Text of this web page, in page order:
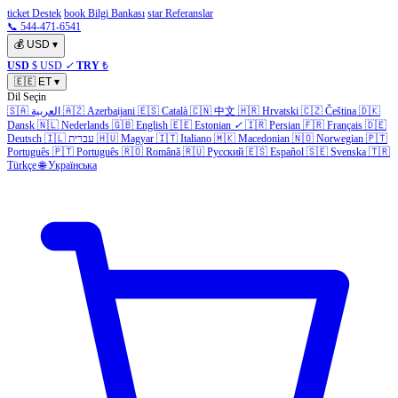
ticket Destek book Bilgi Bankası star Referanslar
📞 544-471-6541
💰 USD ▾
USD $ USD ✓ TRY ₺
🇪🇪 ET ▾
Dil Seçin
🇸🇦 العربية 🇦🇿 Azerbaijani 🇪🇸 Català 🇨🇳 中文 🇭🇷 Hrvatski 🇨🇿 Čeština 🇩🇰
Dansk 🇳🇱 Nederlands 🇬🇧 English 🇪🇪 Estonian ✓ 🇮🇷 Persian 🇫🇷 Français 🇩🇪
Deutsch 🇮🇱 עברית 🇭🇺 Magyar 🇮🇹 Italiano 🇲🇰 Macedonian 🇳🇴 Norwegian 🇵🇹
Português 🇵🇹 Português 🇷🇴 Română 🇷🇺 Русский 🇪🇸 Español 🇸🇪 Svenska 🇹🇷
Türkçe 🌐 Українська